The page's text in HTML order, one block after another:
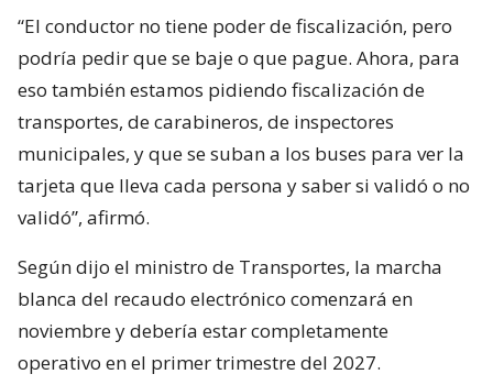
“El conductor no tiene poder de fiscalización, pero
podría pedir que se baje o que pague. Ahora, para
eso también estamos pidiendo fiscalización de
transportes, de carabineros, de inspectores
municipales, y que se suban a los buses para ver la
tarjeta que lleva cada persona y saber si validó o no
validó”, afirmó.
Según dijo el ministro de Transportes, la marcha
blanca del recaudo electrónico comenzará en
noviembre y debería estar completamente
operativo en el primer trimestre del 2027.